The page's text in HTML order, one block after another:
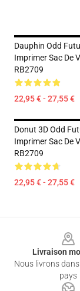
Dauphin Odd
Imprimer Sac De
RB2709
22,95 € - 27,55 €
Donut 3D Odd
Imprimer Sac De
RB2709
22,95 € - 27,55 €
Livraison
Nous livrons
pays